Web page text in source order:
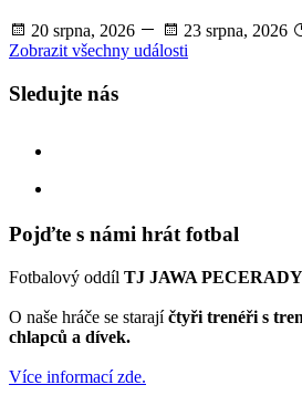
20 srpna, 2026 23 srpna, 2026
Zobrazit všechny události
Sledujte nás
Pojďte s námi hrát fotbal
Fotbalový oddíl TJ JAWA PECERADY
O naše hráče se starajíčtyři trenéři s
chlapců a dívek.
Více informací zde.